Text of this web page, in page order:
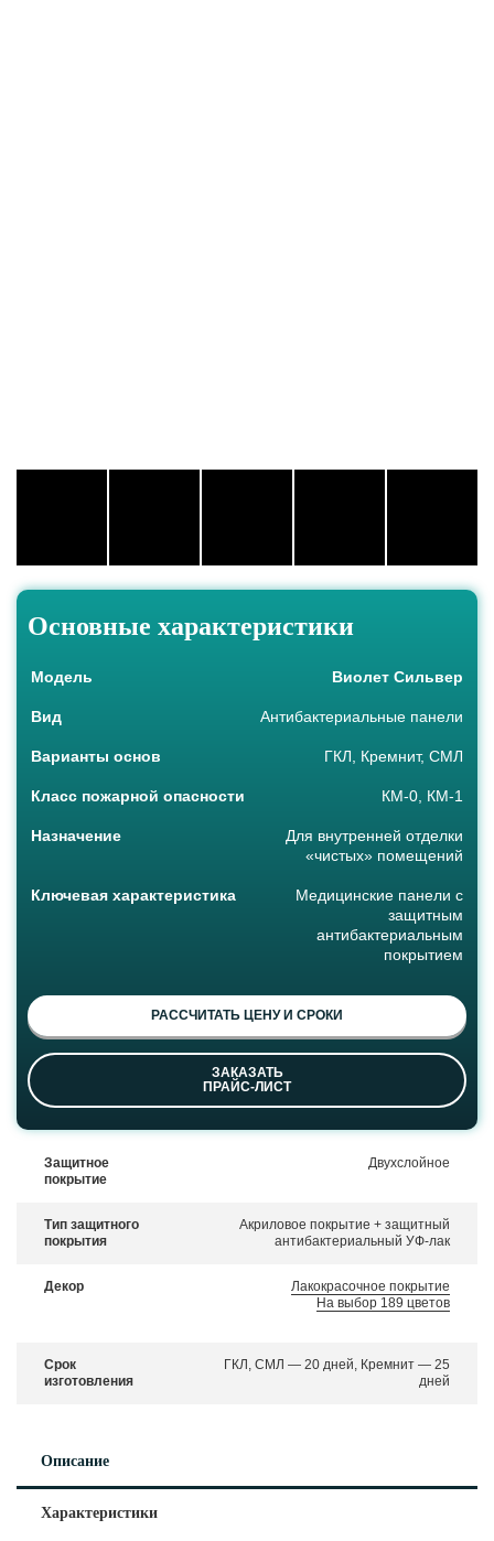
Основные характеристики
Модель Виолет Сильвер
Вид Антибактериальные панели
Варианты основ ГКЛ, Кремнит, СМЛ
Класс пожарной опасности КМ-0, КМ-1
Назначение
Для внутренней отделки
«чистых» помещений
Ключевая характеристика
Медицинские панели с
защитным
антибактериальным
покрытием
РАССЧИТАТЬ ЦЕНУ И СРОКИ
ЗАКАЗАТЬ
ПРАЙС-ЛИСТ
Защитное
покрытие
Двухслойное
Тип защитного
покрытия
Акриловое покрытие + защитный
антибактериальный УФ-лак
Декор
Лакокрасочное покрытие
На выбор 189 цветов
Срок
изготовления
ГКЛ, СМЛ — 20 дней, Кремнит — 25
дней
Описание
Характеристики